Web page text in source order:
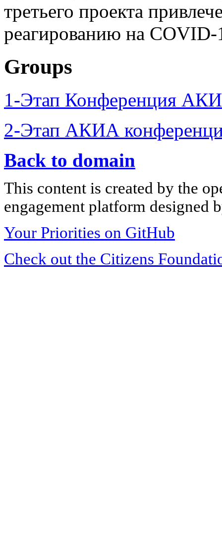
третьего проекта
реагированию на COVID-
Groups
1-Этап Конференция
2-Этап АКИА
Back to domain
This content is created by the
engagement platform designed
Your Priorities on GitHub
Check out the Citizens